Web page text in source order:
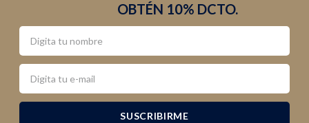
OBTÉN 10% DCTO.
Nombre
Email
SUSCRIBIRME